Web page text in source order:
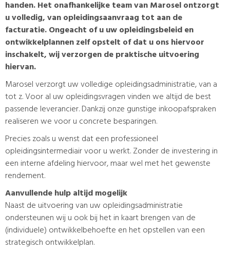
handen. Het onafhankelijke team van Marosel ontzorgt
u volledig, van opleidingsaanvraag tot aan de
facturatie. Ongeacht of u uw opleidingsbeleid en
ontwikkelplannen zelf opstelt of dat u ons hiervoor
inschakelt, wij verzorgen de praktische uitvoering
hiervan.
Marosel verzorgt uw volledige opleidingsadministratie, van a
tot z. Voor al uw opleidingsvragen vinden we altijd de best
passende leverancier. Dankzij onze gunstige inkoopafspraken
realiseren we voor u concrete besparingen.
Precies zoals u wenst dat een professioneel
opleidingsintermediair voor u werkt. Zonder de investering in
een interne afdeling hiervoor, maar wel met het gewenste
rendement.
Aanvullende hulp altijd mogelijk
Naast de uitvoering van uw opleidingsadministratie
ondersteunen wij u ook bij het in kaart brengen van de
(individuele) ontwikkelbehoefte en het opstellen van een
strategisch ontwikkelplan.